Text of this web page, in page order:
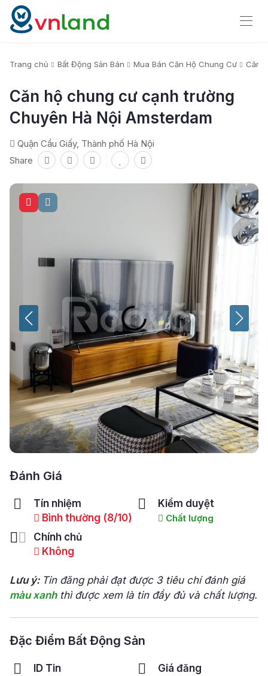
Trang chủ Bất Động Sản Bán Mua Bán Căn Hộ Chung Cư Căn
Căn hộ chung cư cạnh trường
Chuyên Hà Nội Amsterdam
Quận Cầu Giấy, Thành phố Hà Nội
Share
Đánh Giá
Tín nhiệm
Bình thường (8/10)
Kiểm duyệt
Chất lượng
Chính chủ
Không
Lưu ý: Tin đăng phải đạt được 3 tiêu chí đánh giá
màu xanhthì được xem là tin đầy đủ và chất lượng.
Đặc Điểm Bất Động Sản
ID Tin
Giá đăng